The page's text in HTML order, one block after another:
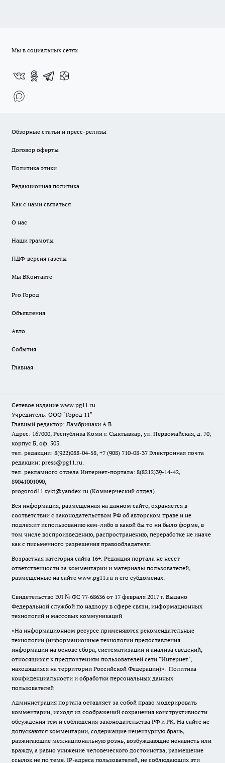
Мы в социальных сетях
Обзорные статьи и пресс-релизы
Договор оферты
Политика этики
Редакционная политика
Как с нами связаться
О нас
Наши грамоты
ПДФ-версия газеты
Мы ВКонтакте
Pro Город
Объявления
Авто
События
Главная
Сетевое издание www.pg11.ru
Учредитель: ООО "Город 11"
Главный редактор: Ламбринаки А.В.
Адрес: 167000, Республика Коми г. Сыктывкар, ул. Первомайская, д. 70,
корпус Б, оф. 503.
тел. редакции: 8(922)088-04-58, +7 (908) 710-08-37 Электронная почта
редакции: press@pg11.ru.
тел. рекламного отдела Интернет-портала: 8(8212)39-14-42,
89041001090,
progorod11.sykt@yandex.ru (Коммерческий отдел)
Вся информация, размещенная на данном сайте, охраняется в
соответствии с законодательством РФ об авторском праве и не
подлежит использованию кем-либо в какой бы то ни было форме, в
том числе воспроизведению, распространению, переработке не иначе
как с письменного разрешения правообладателя.
Возрастная категория сайта 16+. Редакция портала не несет
ответственности за комментарии и материалы пользователей,
размещенные на сайте www.pg11.ru и его субдоменах.
Свидетельство ЭЛ № ФС 77-68636 от 17 февраля 2017 г. Выдано
Федеральной службой по надзору в сфере связи, информационных
технологий и массовых коммуникаций
«На информационном ресурсе применяются рекомендательные
технологии (информационные технологии предоставления
информации на основе сбора, систематизации и анализа сведений,
относящихся к предпочтениям пользователей сети "Интернет",
находящихся на территории Российской Федерации)». Политика
конфиденциальности и обработки персональных данных
пользователей
Администрация портала оставляет за собой право модерировать
комментарии, исходя из соображений сохранения конструктивности
обсуждения тем и соблюдения законодательства РФ и РК. На сайте не
допускаются комментарии, содержащие нецензурную брань,
разжигающие межнациональную рознь, возбуждающие ненависть или
вражду, а равно унижение человеческого достоинства, размещение
ссылок не по теме. IP-адреса пользователей, не соблюдающих эти